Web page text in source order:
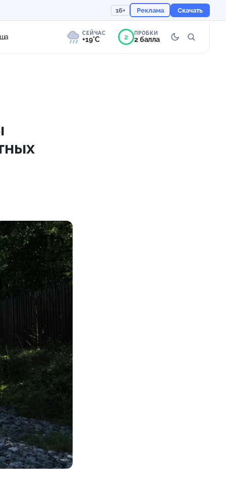
16+ Реклама Скачать
СЕЙЧАС
+19°C 2 ПРОБКИ
2 балла